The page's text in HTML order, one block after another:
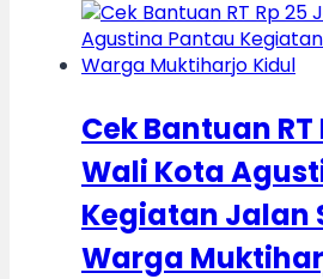
Cek Bantuan RT
Wali Kota
Kegiatan Jalan
Warga